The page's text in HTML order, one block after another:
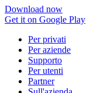
Download now
Get it on Google Play
Per privati
Per aziende
Supporto
Per utenti
Partner